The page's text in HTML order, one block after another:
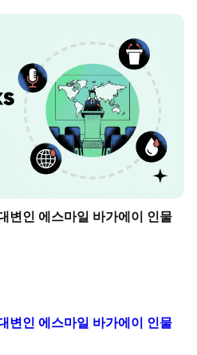
변인 에스마일 바가에이 인물
변인 에스마일 바가에이 인물